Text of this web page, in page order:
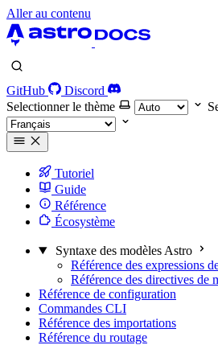
Aller au contenu
GitHub
Discord
Selectionner le thème
Tutoriel
Guide
Référence
Écosystème
Syntaxe des modèles Astro
Référence des expressions
Référence des directives de
Référence de configuration
Commandes CLI
Référence des importations
Référence du routage